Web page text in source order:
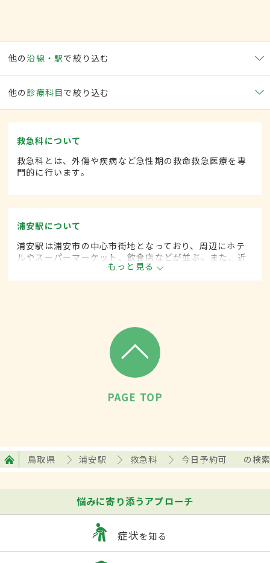
他の沿線・駅で絞り込む
他の 診療科目で絞り込む
救急科について
救急科とは、外傷や疾病など急性期の救命救急医療を専
門的に行います。
浦安駅について
浦安駅は浦安市の中心市街地となっており、周辺にホテ
ルやスーパーマーケット、飲食店などが並ぶ。また、近
くに人気リゾート施設のある駅としても知られ、直通の
バスが出ている。1日の平均乗降者数は約7万8000人。
もっと見る
PAGE TOP
鳥取県 浦安駅 救急科 今日予約可 の検
悩みに寄り添うアプローチ
症状を知る